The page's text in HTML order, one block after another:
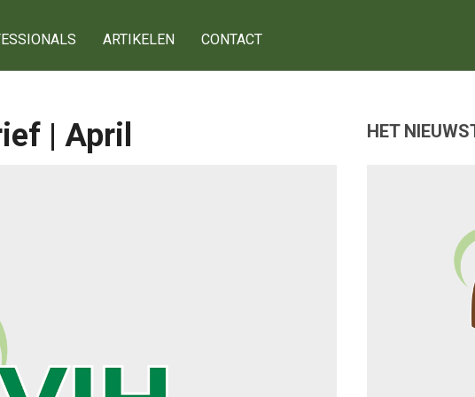
ARTIKELEN CONTACT
| April HET